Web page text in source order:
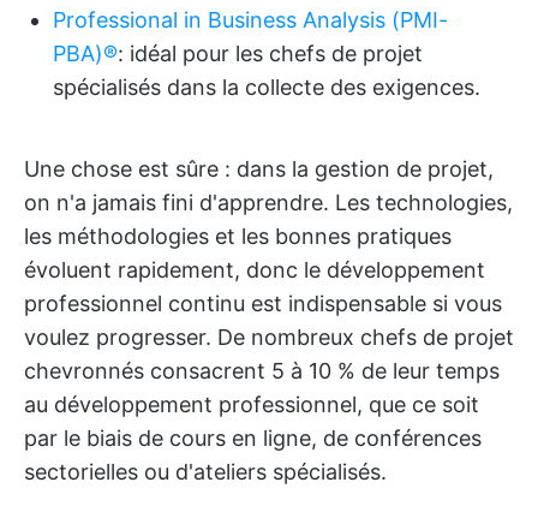
Professional in Business Analysis (PMI-
PBA)®: idéal pour les chefs de projet
spécialisés dans la collecte des exigences.
Une chose est sûre : dans la gestion de projet,
on n'a jamais fini d'apprendre. Les technologies,
les méthodologies et les bonnes pratiques
évoluent rapidement, donc le développement
professionnel continu est indispensable si vous
voulez progresser. De nombreux chefs de projet
chevronnés consacrent 5 à 10 % de leur temps
au développement professionnel, que ce soit
par le biais de cours en ligne, de conférences
sectorielles ou d'ateliers spécialisés.